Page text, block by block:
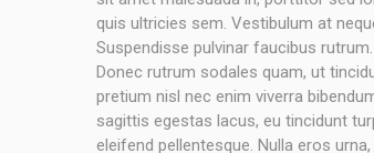
quis ultricies sem. Vestibulum at
Suspendisse pulvinar faucibus
Donec rutrum sodales quam, ut
pretium nisl nec enim viverra
sagittis egestas lacus, eu tincidunt
eleifend pellentesque. Nulla eros